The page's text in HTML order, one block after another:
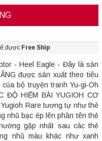
được Free Ship
- Heel Eagle - Đây là sản
được sản xuất theo tiêu
bộ truyện tranh Yu-gi-Oh
ĐỘ HIẾM BÀI YUGIOH CƠ
Rare tương tự như thẻ
nhũ bạc ép lên phần tên thẻ
gặp nhất sau các thẻ
nhũ màu khác như xanh